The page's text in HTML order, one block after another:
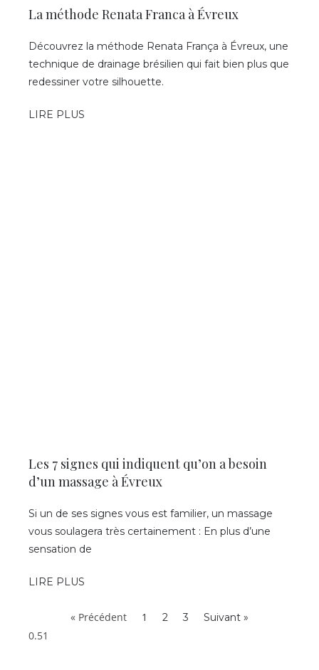
La méthode Renata Franca à Évreux
Découvrez la méthode Renata França à Évreux, une
technique de drainage brésilien qui fait bien plus que
redessiner votre silhouette.
LIRE PLUS
Les 7 signes qui indiquent qu’on a besoin
d’un massage à Évreux
Si un de ses signes vous est familier, un massage
vous soulagera très certainement : En plus d’une
sensation de
LIRE PLUS
« Précédent 1 2 3 Suivant »